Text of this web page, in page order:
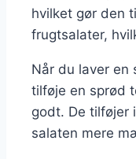
hvilket gør den
frugtsalater,
Når du laver en
tilføje en sprød
godt. De tilføjer
salaten mere